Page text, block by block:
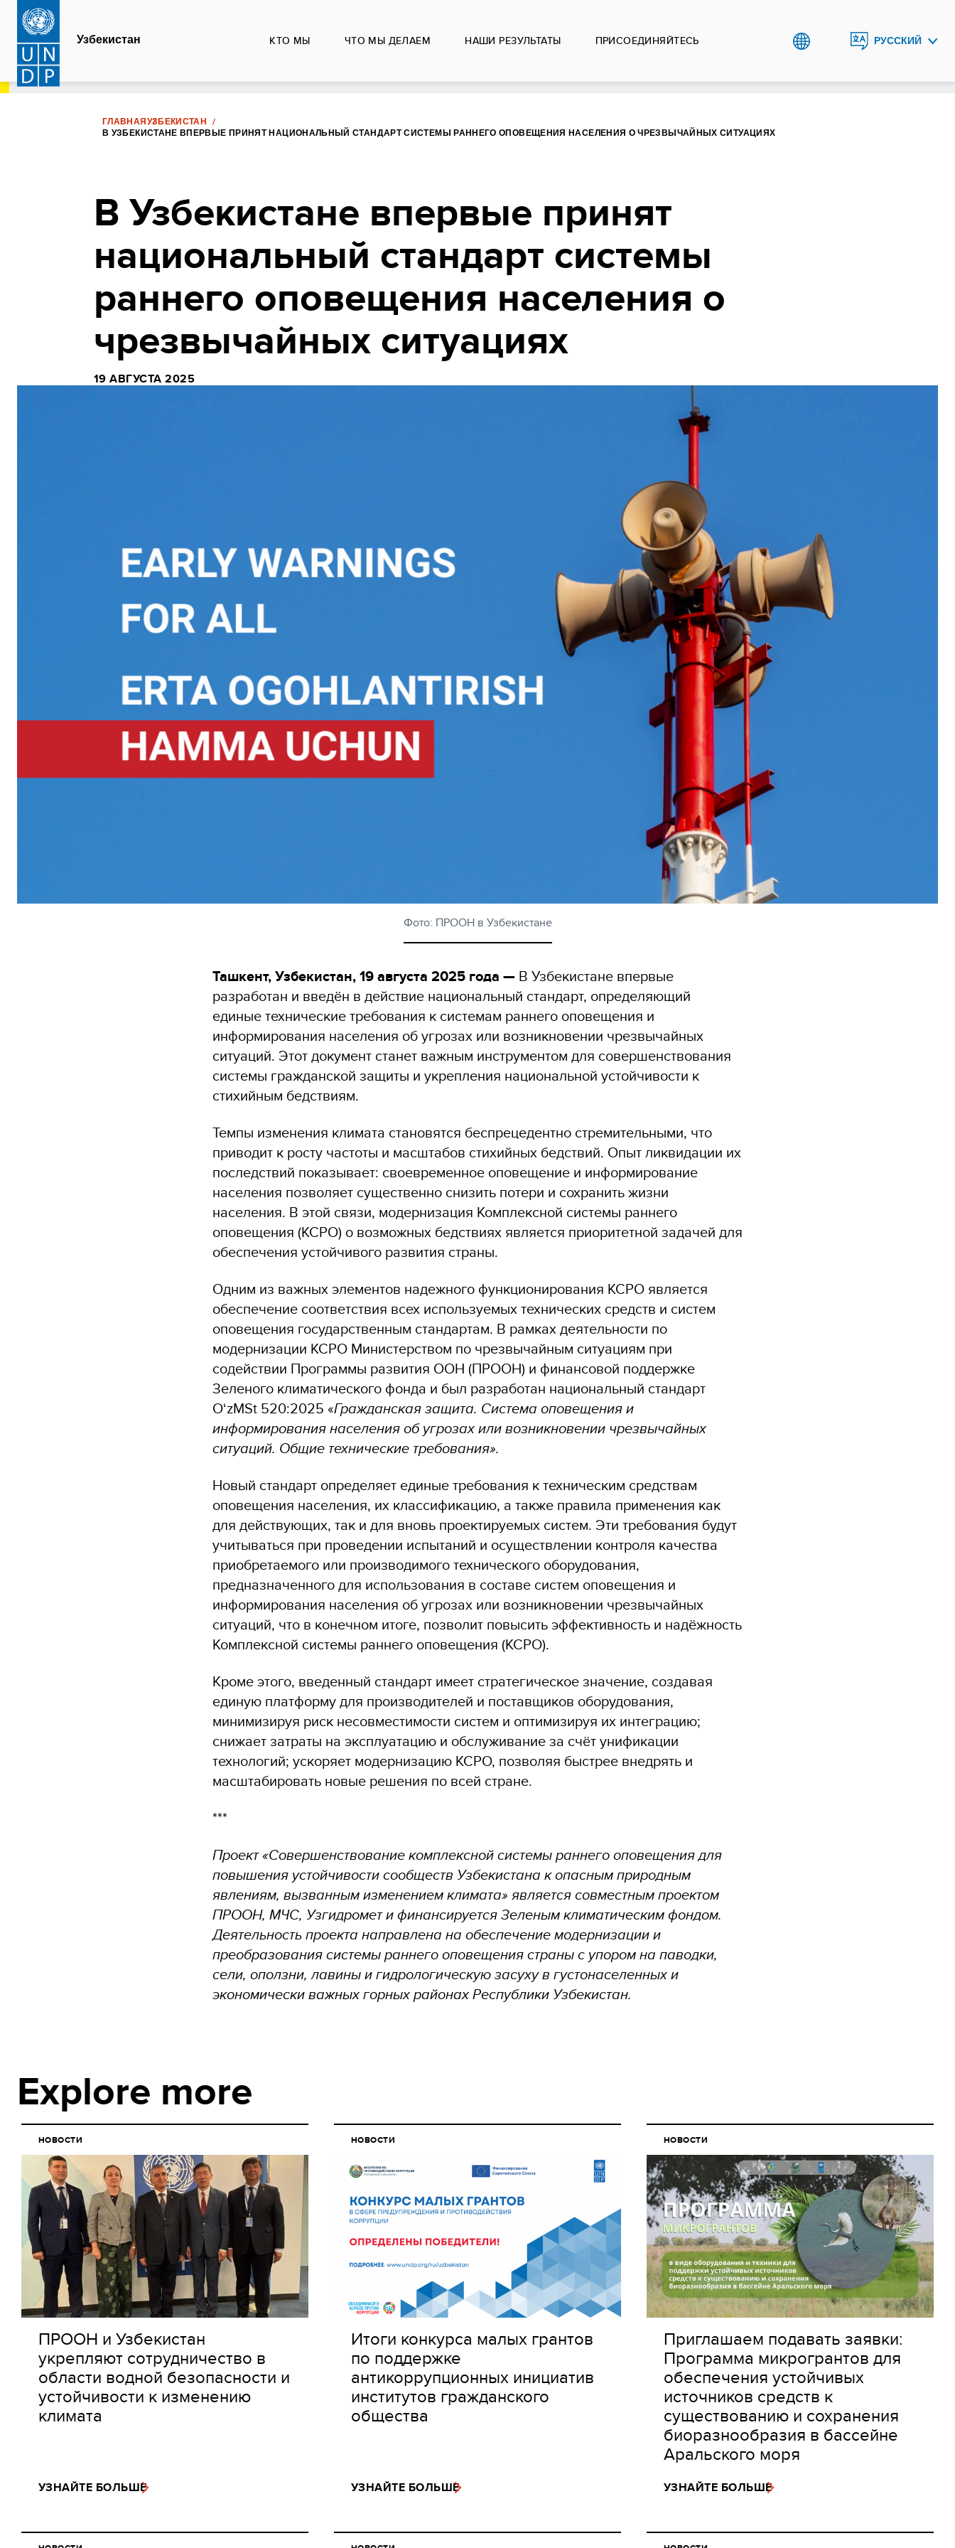
Перейти
основному
содержанию
Узбекистан КТО МЫ ЧТО МЫ ДЕЛАЕМ НАШИ РЕЗУЛЬТАТЫ ПРИСОЕДИНЯЙТЕСЬ РУССКИЙ
ГЛАВНАЯ УЗБЕКИСТАН
В УЗБЕКИСТАНЕ ВПЕРВЫЕ ПРИНЯТ НАЦИОНАЛЬНЫЙ СТАНДАРТ СИСТЕМЫ РАННЕГО ОПОВЕЩЕНИЯ НАСЕЛЕНИЯ О ЧРЕЗВЫЧАЙНЫХ СИТУАЦИЯХ
В Узбекистане впервые принят
национальный стандарт системы
раннего оповещения населения о
чрезвычайных ситуациях
19 АВГУСТА 2025
Фото: ПРООН в Узбекистане
Ташкент, Узбекистан, 19 августа 2025 года — В Узбекистане впервые
разработан и введён в действие национальный стандарт, определяющий
единые технические требования к системам раннего оповещения и
информирования населения об угрозах или возникновении чрезвычайных
ситуаций. Этот документ станет важным инструментом для совершенствования
системы гражданской защиты и укрепления национальной устойчивости к
стихийным бедствиям.
Темпы изменения климата становятся беспрецедентно стремительными, что
приводит к росту частоты и масштабов стихийных бедствий. Опыт ликвидации их
последствий показывает: своевременное оповещение и информирование
населения позволяет существенно снизить потери и сохранить жизни
населения. В этой связи, модернизация Комплексной системы раннего
оповещения (КСРО) о возможных бедствиях является приоритетной задачей для
обеспечения устойчивого развития страны.
Одним из важных элементов надежного функционирования КСРО является
обеспечение соответствия всех используемых технических средств и систем
оповещения государственным стандартам. В рамках деятельности по
модернизации КСРО Министерством по чрезвычайным ситуациям при
содействии Программы развития ООН (ПРООН) и финансовой поддержке
Зеленого климатического фонда и был разработан национальный стандарт
O‘zMSt 520:2025 «Гражданская защита. Система оповещения и
информирования населения об угрозах или возникновении чрезвычайных
ситуаций. Общие технические требования».
Новый стандарт определяет единые требования к техническим средствам
оповещения населения, их классификацию, а также правила применения как
для действующих, так и для вновь проектируемых систем. Эти требования будут
учитываться при проведении испытаний и осуществлении контроля качества
приобретаемого или производимого технического оборудования,
предназначенного для использования в составе систем оповещения и
информирования населения об угрозах или возникновении чрезвычайных
ситуаций, что в конечном итоге, позволит повысить эффективность и надёжность
Комплексной системы раннего оповещения (КСРО).
Кроме этого, введенный стандарт имеет стратегическое значение, создавая
единую платформу для производителей и поставщиков оборудования,
минимизируя риск несовместимости систем и оптимизируя их интеграцию;
снижает затраты на эксплуатацию и обслуживание за счёт унификации
технологий; ускоряет модернизацию КСРО, позволяя быстрее внедрять и
масштабировать новые решения по всей стране.
***
Проект «Совершенствование комплексной системы раннего оповещения для
повышения устойчивости сообществ Узбекистана к опасным природным
явлениям, вызванным изменением климата» является совместным проектом
ПРООН, МЧС, Узгидромет и финансируется Зеленым климатическим фондом.
Деятельность проекта направлена на обеспечение модернизации и
преобразования системы раннего оповещения страны с упором на паводки,
сели, оползни, лавины и гидрологическую засуху в густонаселенных и
экономически важных горных районах Республики Узбекистан.
Explore more
НОВОСТИ
ПРООН и Узбекистан
укрепляют сотрудничество в
области водной безопасности и
устойчивости к изменению
климата
УЗНАЙТЕ БОЛЬШЕ
НОВОСТИ
Итоги конкурса малых грантов
по поддержке
антикоррупционных инициатив
институтов гражданского
общества
УЗНАЙТЕ БОЛЬШЕ
НОВОСТИ
Приглашаем подавать заявки:
Программа микрогрантов для
обеспечения устойчивых
источников средств к
существованию и сохранения
биоразнообразия в бассейне
Аральского моря
УЗНАЙТЕ БОЛЬШЕ